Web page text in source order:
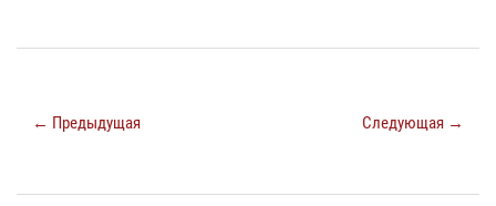
← Предыдущая Следующая →